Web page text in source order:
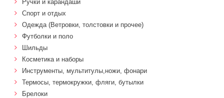
Ручки и карандаши
Спорт и отдых
Одежда (Ветровки, толстовки и прочее)
Футболки и поло
Шильды
Косметика и наборы
Инструменты, мультитулы,ножи, фонари
Термосы, термокружки, фляги, бутылки
Брелоки